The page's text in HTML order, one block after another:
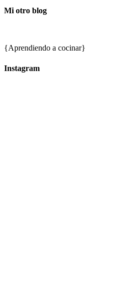
Mi otro blog
{Aprendiendo a cocinar}
Instagram